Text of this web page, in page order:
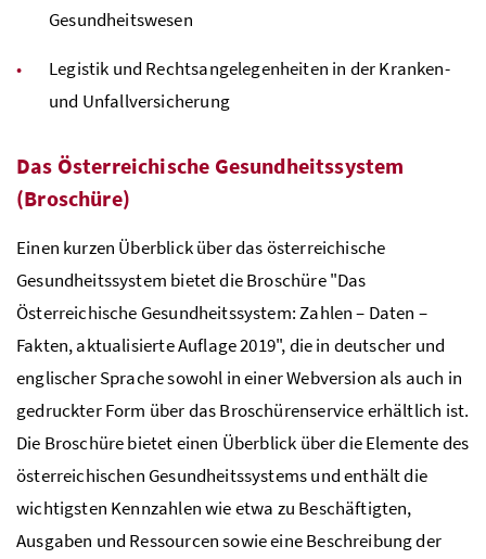
Gesundheitswesen
Legistik und Rechtsangelegenheiten in der Kranken-
und Unfallversicherung
Das Österreichische Gesundheitssystem
(Broschüre)
Einen kurzen Überblick über das österreichische
Gesundheitssystem bietet die Broschüre "Das
Österreichische Gesundheitssystem: Zahlen – Daten –
Fakten, aktualisierte Auflage 2019", die in deutscher und
englischer Sprache sowohl in einer Webversion als auch in
gedruckter Form über das Broschürenservice erhältlich ist.
Die Broschüre bietet einen Überblick über die Elemente des
österreichischen Gesundheitssystems und enthält die
wichtigsten Kennzahlen wie etwa zu Beschäftigten,
Ausgaben und Ressourcen sowie eine Beschreibung der